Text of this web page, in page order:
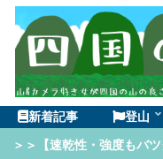
新着記事 登山
＞＞【速乾性・強度もバ